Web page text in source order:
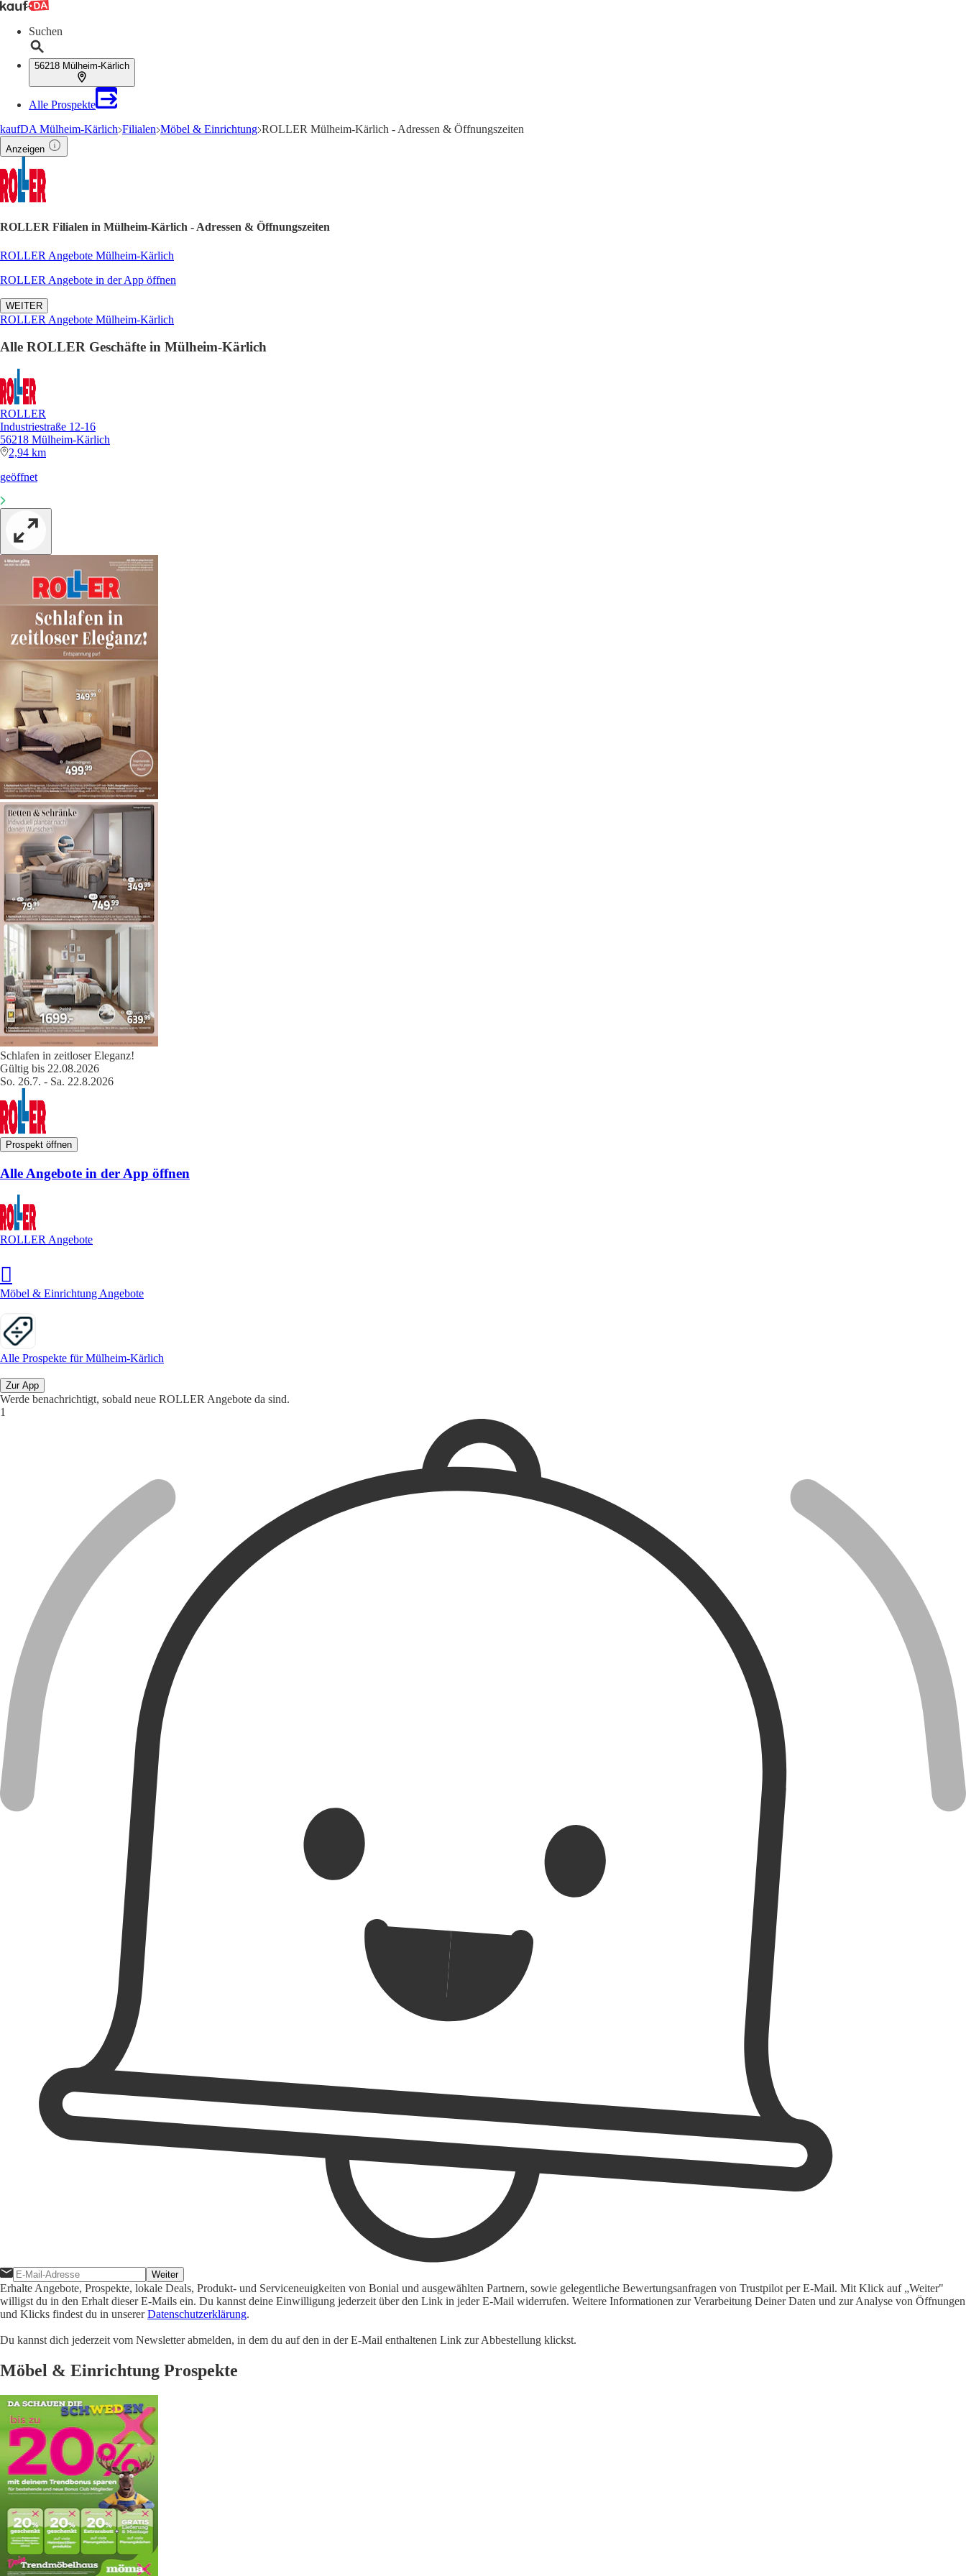
Suchen
56218 Mülheim-Kärlich
Alle Prospekte
kaufDA Mülheim-Kärlich Filialen Möbel & Einrichtung ROLLER Mülheim-Kärlich - Adressen & Öffnungszeiten
Anzeigen
ROLLER Filialen in Mülheim-Kärlich - Adressen & Öffnungszeiten
ROLLER Angebote Mülheim-Kärlich
ROLLER Angebote in der App öffnen
WEITER
ROLLER Angebote Mülheim-Kärlich
Alle ROLLER Geschäfte in Mülheim-Kärlich
ROLLER
Industriestraße 12-16
56218 Mülheim-Kärlich
2,94 km
geöffnet
Schlafen in zeitloser Eleganz!
Gültig bis 22.08.2026
So. 26.7. - Sa. 22.8.2026
Prospekt öffnen
Alle Angebote in der App öffnen
ROLLER Angebote
Möbel & Einrichtung Angebote
Alle Prospekte für Mülheim-Kärlich
Zur App
Werde benachrichtigt, sobald neue ROLLER Angebote da sind.
Weiter
Erhalte Angebote, Prospekte, lokale Deals, Produkt- und Serviceneuigkeiten von Bonial und ausgewählten Partnern, sowie gelegentliche Bewertungsanfragen von Trustpilot per E-Mail. Mit Klick auf „Weiter"
willigst du in den Erhalt dieser E-Mails ein. Du kannst deine Einwilligung jederzeit über den Link in jeder E-Mail widerrufen. Weitere Informationen zur Verarbeitung Deiner Daten und zur Analyse von Öffnungen
und Klicks findest du in unsererDatenschutzerklärung.
Du kannst dich jederzeit vom Newsletter abmelden, in dem du auf den in der E-Mail enthaltenen Link zur Abbestellung klickst.
Möbel & Einrichtung Prospekte